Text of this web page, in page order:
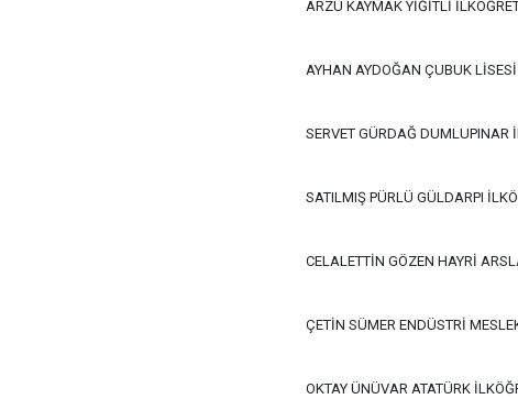
ARZU KAYMAK YİĞİTLİ
AYHAN AYDOĞAN ÇUBUK LİSESİ
SERVET GÜRDAĞ DUMLUPINAR
SATILMIŞ PÜRLÜ GÜLDARPI
CELALETTİN GÖZEN HAYRİ
ÇETİN SÜMER ENDÜSTRİ
OKTAY ÜNÜVAR ATATÜRK